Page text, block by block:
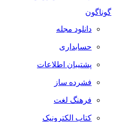
گوناگون
دانلود مجله
حسابداری
پشتیبان اطلاعات
فشرده ساز
فرهنگ لغت
کتاب الکترونیک